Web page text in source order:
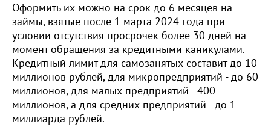
Оформить их можно на срок до 6 месяцев на
займы, взятые после 1 марта 2024 года при
условии отсутствия просрочек более 30 дней на
момент обращения за кредитными каникулами.
Кредитный лимит для самозанятых составит до 10
миллионов рублей, для микропредприятий - до 60
миллионов, для малых предприятий - 400
миллионов, а для средних предприятий - до 1
миллиарда рублей.